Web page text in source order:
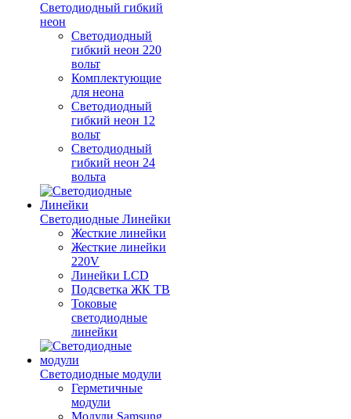
Светодиодный гибкий
неон
Светодиодный
гибкий неон 220
вольт
Комплектующие
для неона
Светодиодный
гибкий неон 12
вольт
Светодиодный
гибкий неон 24
вольта
Светодиодные Линейки
Жесткие линейки
Жесткие линейки
220V
Линейки LCD
Подсветка ЖК ТВ
Токовые
светодиодные
линейки
Светодиодные модули
Герметичные
модули
Модули Samsung